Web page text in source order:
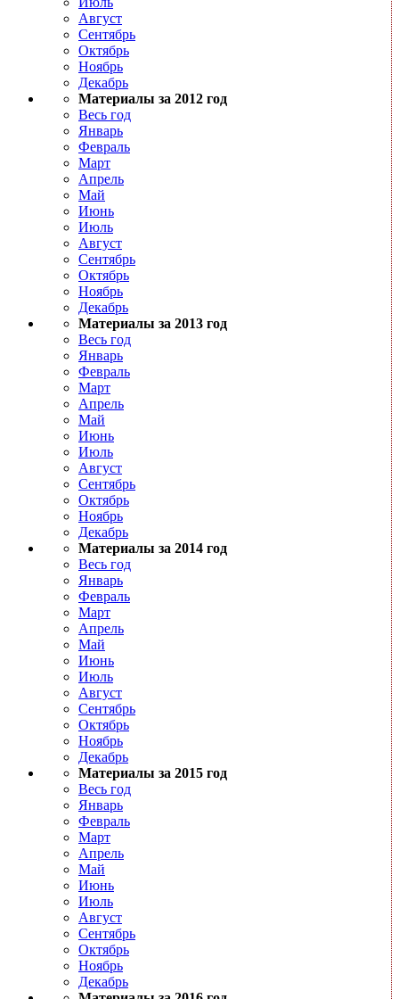
Август
Сентябрь
Октябрь
Ноябрь
Декабрь
Материалы за 2012 год
Весь год
Январь
Февраль
Март
Апрель
Май
Июнь
Июль
Август
Сентябрь
Октябрь
Ноябрь
Декабрь
Материалы за 2013 год
Весь год
Январь
Февраль
Март
Апрель
Май
Июнь
Июль
Август
Сентябрь
Октябрь
Ноябрь
Декабрь
Материалы за 2014 год
Весь год
Январь
Февраль
Март
Апрель
Май
Июнь
Июль
Август
Сентябрь
Октябрь
Ноябрь
Декабрь
Материалы за 2015 год
Весь год
Январь
Февраль
Март
Апрель
Май
Июнь
Июль
Август
Сентябрь
Октябрь
Ноябрь
Декабрь